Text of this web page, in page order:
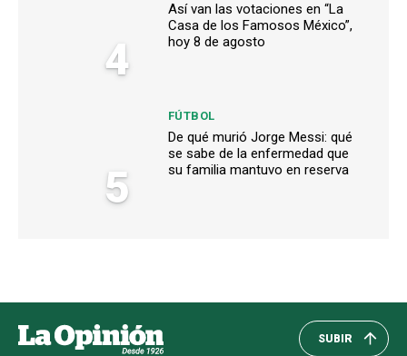
4
Así van las votaciones en “La
Casa de los Famosos México”,
hoy 8 de agosto
5
FÚTBOL
De qué murió Jorge Messi: qué
se sabe de la enfermedad que
su familia mantuvo en reserva
SUBIR